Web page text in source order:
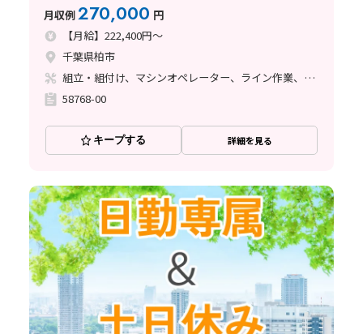
月収例270,000 円
【月給】222,400円～
千葉県柏市
組立・組付け、マシンオペレーター、ライン作業、溶接、塗装、その他
58768-00
キープする 詳細を見る